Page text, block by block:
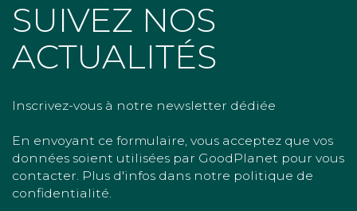
SUIVEZ NOS
ACTUALITÉS
Inscrivez-vous à notre newsletter dédiée
En envoyant ce formulaire, vous acceptez que vos
données soient utilisées par GoodPlanet pour vous
contacter. Plus d'infos dans notre politique de
confidentialité.